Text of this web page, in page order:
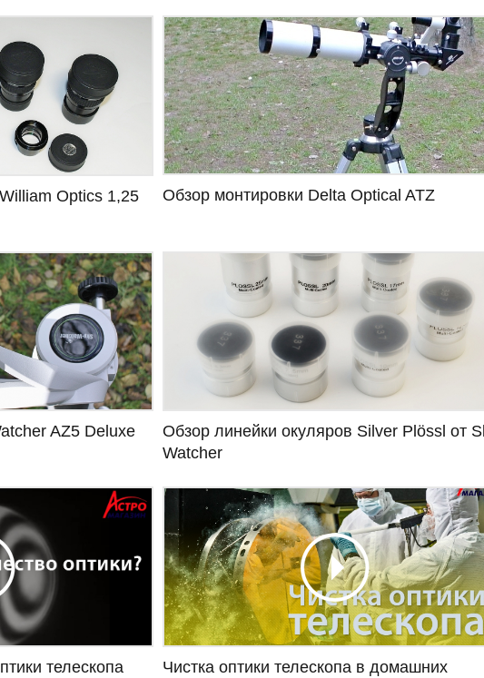
Optics 1,25
Обзор монтировки Delta Optical ATZ
AZ5 Deluxe
Обзор линейки окуляров Silver Plössl от
Watcher
телескопа
Чистка оптики телескопа в домашних